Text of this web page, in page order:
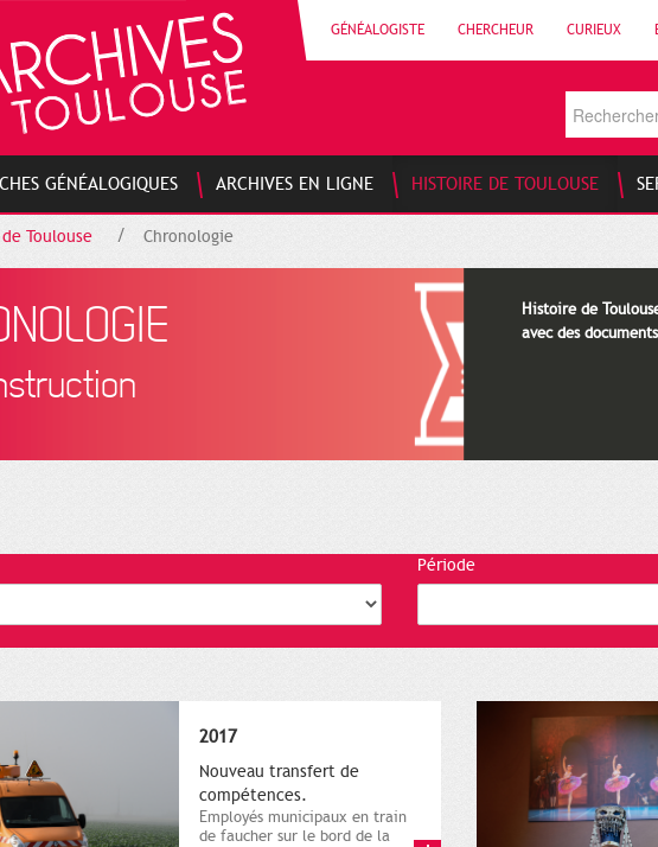
GÉNÉALOGISTE CHERCHEUR CURIEUX
GÉNÉALOGIQUES ARCHIVES EN LIGNE HISTOIRE DE TOULOUSE
Toulouse Chronologie
Histoire de
avec des
Période
2017
Nouveau transfert de
compétences.
Employés municipaux en train
de faucher sur le bord de la